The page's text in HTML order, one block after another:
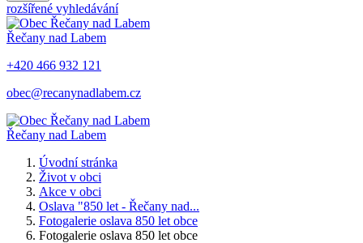
rozšířené vyhledávání
Řečany nad Labem
+420 466 932 121
obec@recanynadlabem.cz
Řečany nad Labem
Úvodní stránka
Život v obci
Akce v obci
Oslava "850 let - Řečany nad...
Fotogalerie oslava 850 let obce
Fotogalerie oslava 850 let obce